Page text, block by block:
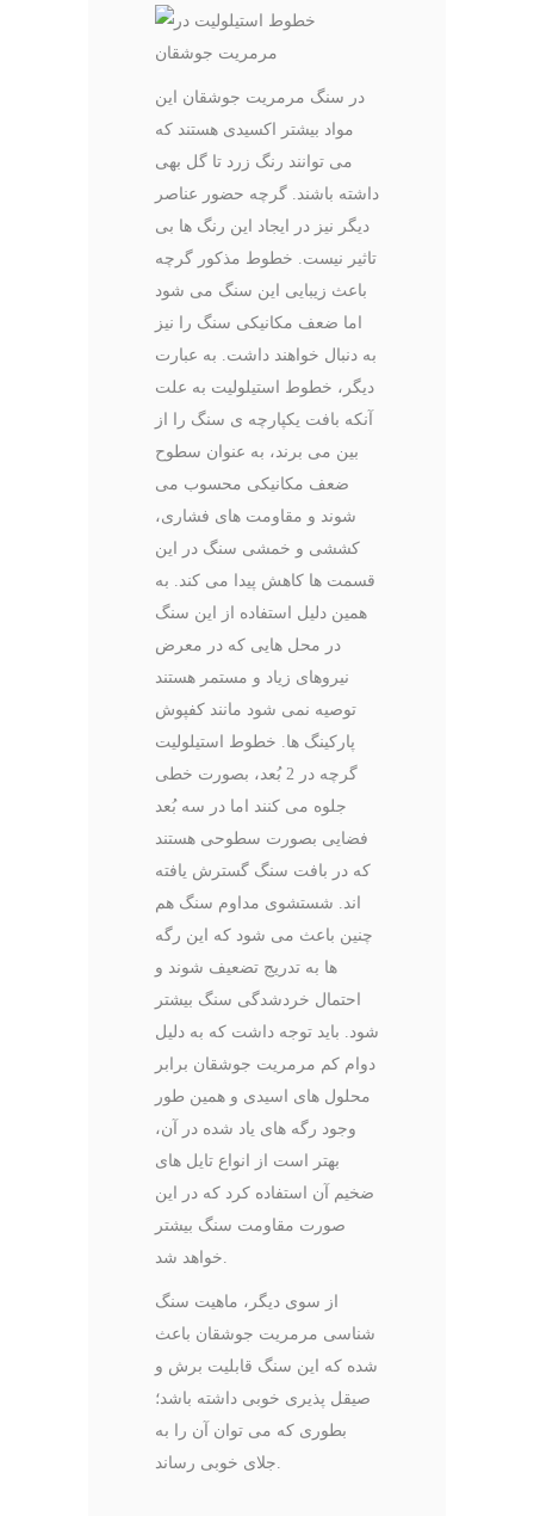
در سنگ مرمریت جوشقان این
مواد بیشتر اکسیدی هستند که
می توانند رنگ زرد تا گل بهی
داشته باشند. گرچه حضور عناصر
دیگر نیز در ایجاد این رنگ ها بی
تاثیر نیست. خطوط مذکور گرچه
باعث زیبایی این سنگ می شود
اما ضعف مکانیکی سنگ را نیز
به دنبال خواهند داشت. به عبارت
دیگر، خطوط استیلولیت به علت
آنکه بافت یکپارچه ی سنگ را از
بین می برند، به عنوان سطوح
ضعف مکانیکی محسوب می
شوند و مقاومت های فشاری،
کششی و خمشی سنگ در این
قسمت ها کاهش پیدا می کند. به
همین دلیل استفاده از این سنگ
در محل هایی که در معرض
نیروهای زیاد و مستمر هستند
توصیه نمی شود مانند کفپوش
پارکینگ ها. خطوط استیلولیت
گرچه در 2 بُعد، بصورت خطی
جلوه می کنند اما در سه بُعد
فضایی بصورت سطوحی هستند
که در بافت سنگ گسترش یافته
اند. شستشوی مداوم سنگ هم
چنین باعث می شود که این رگه
ها به تدریج تضعیف شوند و
احتمال خردشدگی سنگ بیشتر
شود. باید توجه داشت که به دلیل
دوام کم مرمریت جوشقان برابر
محلول های اسیدی و همین طور
وجود رگه های یاد شده در آن،
بهتر است از انواع تایل های
ضخیم آن استفاده کرد که در این
صورت مقاومت سنگ بیشتر
از سوی دیگر، ماهیت سنگ
شناسی مرمریت جوشقان باعث
شده که این سنگ قابلیت برش و
صیقل پذیری خوبی داشته باشد؛
بطوری که می توان آن را به